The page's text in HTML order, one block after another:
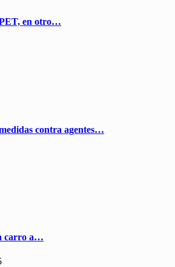
en otro…
contra agentes…
carro a…